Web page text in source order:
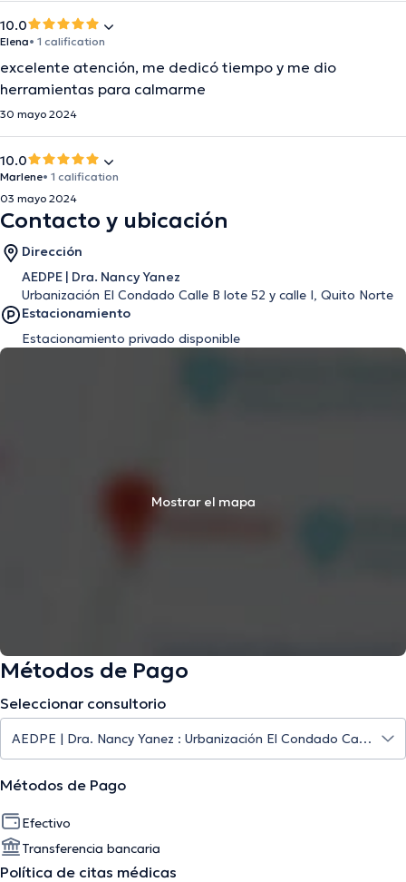
10.0
Elena• 1 calification
excelente atención, me dedicó tiempo y me dio
herramientas para calmarme
30 mayo 2024
10.0
Marlene• 1 calification
03 mayo 2024
Contacto y ubicación
Dirección
AEDPE | Dra. Nancy Yanez
Urbanización El Condado Calle B lote 52 y calle I, Quito Norte
Estacionamiento
Estacionamiento privado disponible
Mostrar el mapa
Métodos de Pago
Seleccionar consultorio
Métodos de Pago
Efectivo
Transferencia bancaria
Política de citas médicas